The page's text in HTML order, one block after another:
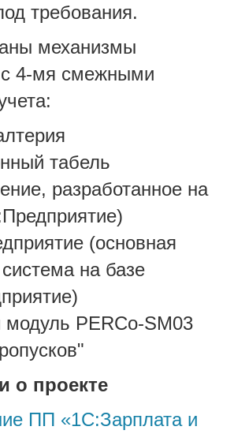
требования.
механизмы
с 4-мя смежными
табель
разработанное на
(основная
на базе
модуль PERCo-SM03
о проекте
ПП «1С:Зарплата и